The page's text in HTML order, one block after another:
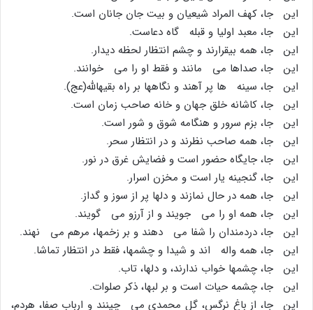
این جا، کهف المراد شیعیان و بیت جان جانان است.
این جا، معبد اولیا و قبله گاه دعاست.
این جا، همه بیقرارند و چشم انتظار لحظه دیدار.
این جا، صداها مى مانند و فقط او را مى خوانند.
این جا، سینه ها پر آهند و نگاهها بر راه بقیهاللَّه(عج).
این جا، کاشانه خلق جهان و خانه صاحب زمان است.
این جا، بزم سرور و هنگامه شوق و شور است.
این جا، همه صاحب نظرند و در انتظار سحر.
این جا، جایگاه حضور است و فضایش غرق در نور.
این جا، گنجینه یار است و مخزن اسرار.
این جا، همه در حال نمازند و دلها پر از سوز و گداز.
این جا، همه او را مى جویند و از آرزو مى گویند.
این جا، دردمندان را شفا مى دهند و بر زخمها، مرهم مى نهند.
این جا، همه واله اند و شیدا و چشمها، فقط در انتظار تماشا.
این جا، چشمها خواب ندارند، و دلها، تاب.
این جا، چشمه حیات است و بر لبها، ذکر صلوات.
این جا، از باغ نرگس، گل محمدى مى چینند و ارباب صفا، هردم،